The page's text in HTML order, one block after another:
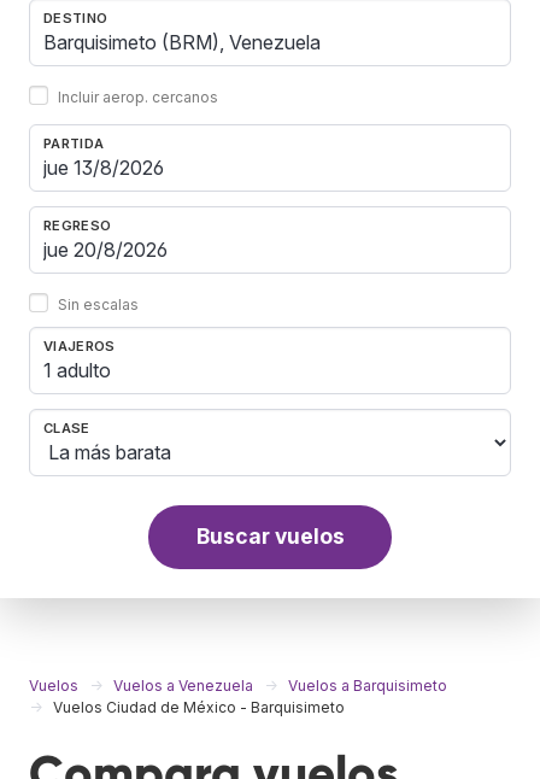
DESTINO
Incluir aerop. cercanos
PARTIDA
REGRESO
Sin escalas
VIAJEROS
1 adulto
CLASE
Buscar vuelos
Vuelos Vuelos a Venezuela
Vuelos a Barquisimeto
Vuelos Ciudad de México - Barquisimeto